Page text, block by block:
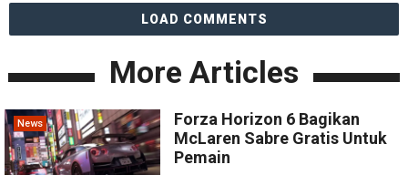
LOAD COMMENTS
More Articles
News
Forza Horizon 6 Bagikan
McLaren Sabre Gratis Untuk
Pemain